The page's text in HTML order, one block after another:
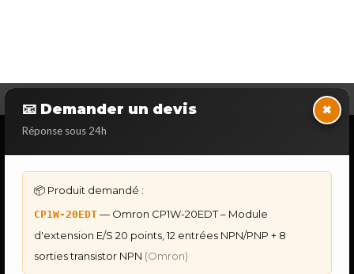
📧 Demander un devis
Réponse sous 24h
×
📦 Produit demandé :
CP1W-20EDT — Omron CP1W-20EDT – Module
d'extension E/S 20 points, 12 entrées NPN/PNP + 8
sorties transistor NPN (Omron)
Dépannage Siemens S7
Dépannage Omron Sysmac
Dépannage ABB AC500